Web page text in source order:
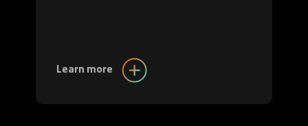
Learn more